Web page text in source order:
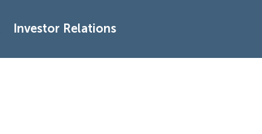
Investor Relations